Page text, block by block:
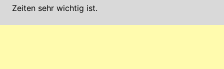
Zeiten sehr wichtig ist.